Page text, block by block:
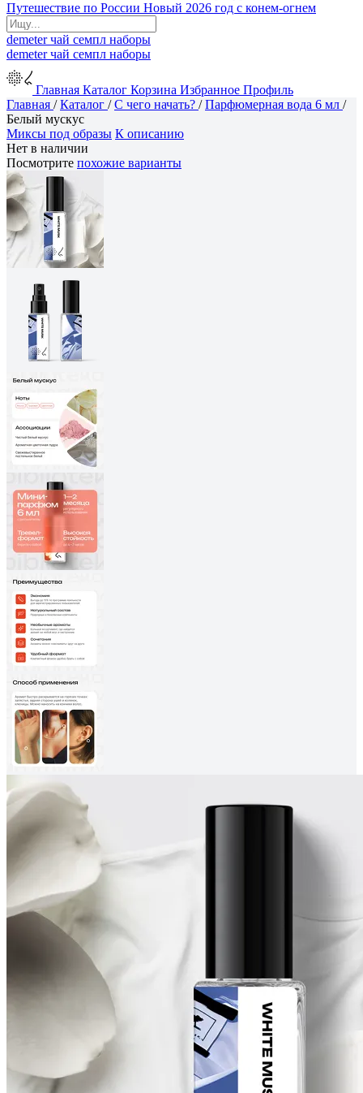
Путешествие по России Новый 2026 год с конем-огнем
demeterчай семпл наборы
demeterчай семпл наборы
Главная Каталог Корзина Избранное Профиль
Главная /Каталог /С чего начать? /Парфюмерная вода 6 мл /
Белый мускус
Миксы под образы К описанию
Нет в наличии
Посмотрите похожие варианты